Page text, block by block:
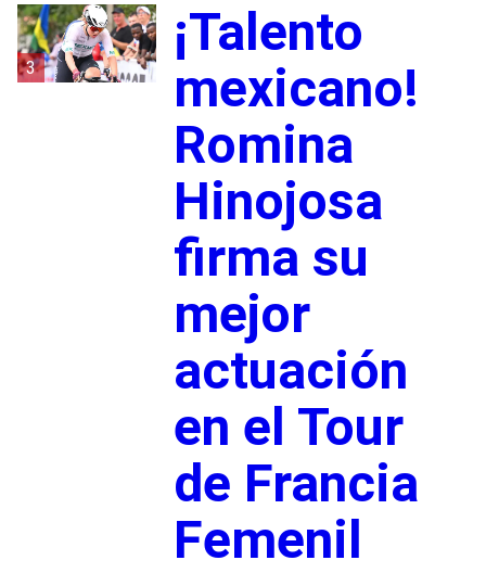
3
¡Talento
mexicano!
Romina
Hinojosa
firma su
mejor
actuación
en el Tour
de Francia
Femenil